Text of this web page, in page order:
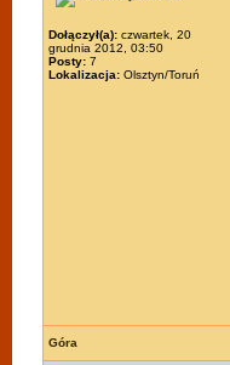
Dołączył(a): czwartek, 20
grudnia 2012, 03:50
Posty: 7
Lokalizacja: Olsztyn/Toruń
Góra